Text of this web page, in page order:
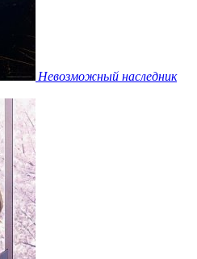
Невозможный наследник